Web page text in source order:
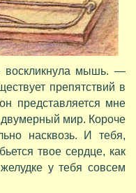
мышь. —
препятствий в
представляется мне
мир. Короче
насквозь. И тебя,
твое сердце, как
у тебя совсем